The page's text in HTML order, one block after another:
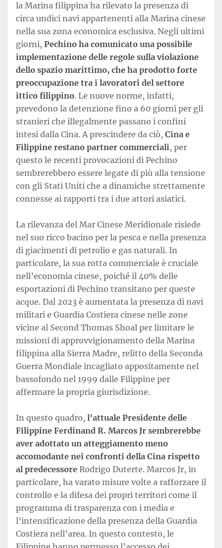
la Marina filippina ha rilevato la presenza di
circa undici navi appartenenti alla Marina cinese
nella sua zona economica esclusiva. Negli ultimi
giorni, Pechino ha comunicato una possibile
implementazione delle regole sulla violazione
dello spazio marittimo, che ha prodotto forte
preoccupazione tra i lavoratori del settore
ittico filippino. Le nuove norme, infatti,
prevedono la detenzione fino a 60 giorni per gli
stranieri che illegalmente passano i confini
intesi dalla Cina. A prescindere da ciò, Cina e
Filippine restano partner commerciali, per
questo le recenti provocazioni di Pechino
sembrerebbero essere legate di più alla tensione
con gli Stati Uniti che a dinamiche strettamente
connesse ai rapporti tra i due attori asiatici.
La rilevanza del Mar Cinese Meridionale risiede
nel suo ricco bacino per la pesca e nella presenza
di giacimenti di petrolio e gas naturali. In
particolare, la sua rotta commerciale è cruciale
nell’economia cinese, poiché il 40% delle
esportazioni di Pechino transitano per queste
acque. Dal 2023 è aumentata la presenza di navi
militari e Guardia Costiera cinese nelle zone
vicine al Second Thomas Shoal per limitare le
missioni di approvvigionamento della Marina
filippina alla Sierra Madre, relitto della Seconda
Guerra Mondiale incagliato appositamente nel
bassofondo nel 1999 dalle Filippine per
affermare la propria giurisdizione.
In questo quadro, l’attuale Presidente delle
Filippine Ferdinand R. Marcos Jr sembrerebbe
aver adottato un atteggiamento meno
accomodante nei confronti della Cina rispetto
al predecessore Rodrigo Duterte. Marcos Jr, in
particolare, ha varato misure volte a rafforzare il
controllo e la difesa dei propri territori come il
programma di trasparenza con i media e
l’intensificazione della presenza della Guardia
Costiera nell’area. In questo contesto, le